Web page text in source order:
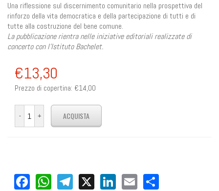
Una riflessione sul discernimento comunitario nella prospettiva del
rinforzo della vita democratica e della partecipazione di tutti e di
tutte alla costruzione del bene comune.
La pubblicazione rientra nelle iniziative editoriali realizzate di
concerto con l’Istituto Bachelet.
€13,30
Prezzo di copertina: €14,00
Facebook
WhatsApp
Telegram
X LinkedIn
Email